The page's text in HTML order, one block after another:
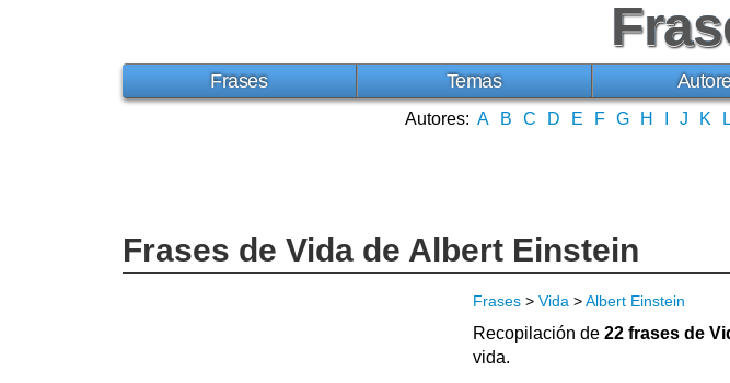
Frases Temas
Autores: A B C D E F G H J K L
Frases de Vida de Albert Einstein
Frases > Vida >Albert Einstein
Recopilación de 22 frases de
vida.